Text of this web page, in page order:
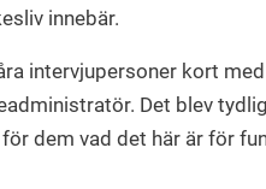
innebär.
intervjupersoner kort
Det blev
dem vad det här är för